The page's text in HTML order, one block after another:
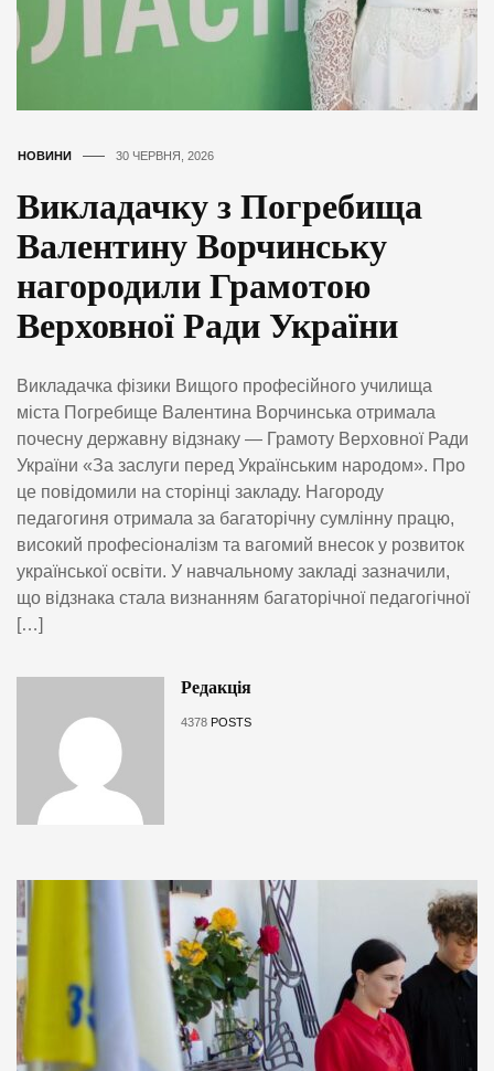
НОВИНИ 30 ЧЕРВНЯ, 2026
Викладачку з Погребища
Валентину Ворчинську
нагородили Грамотою
Верховної Ради України
Викладачка фізики Вищого професійного училища
міста Погребище Валентина Ворчинська отримала
почесну державну відзнаку — Грамоту Верховної Ради
України «За заслуги перед Українським народом». Про
це повідомили на сторінці закладу. Нагороду
педагогиня отримала за багаторічну сумлінну працю,
високий професіоналізм та вагомий внесок у розвиток
української освіти. У навчальному закладі зазначили,
що відзнака стала визнанням багаторічної педагогічної
[…]
Редакція
4378 POSTS